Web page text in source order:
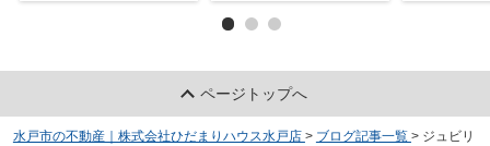
ページトップへ
水戸市の不動産｜株式会社ひだまりハウス水戸店 > ブログ記事一覧 > ジュビリ